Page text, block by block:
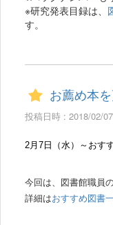
※研究発表目録は、
す。
お薦め本
投稿日時 : 2018/02/07
2月 7 日（水）～おす
今回は、図書館職員
詳細はおすすめ図書